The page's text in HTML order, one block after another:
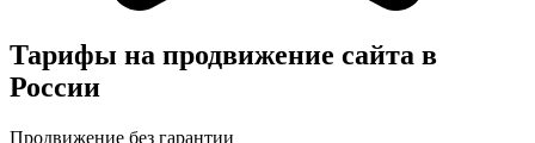
Тарифы на продвижение сайта в
России
Продвижение без гарантии